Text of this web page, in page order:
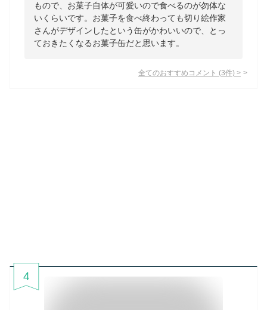
もので、お菓子自体が可愛いので食べるのが勿体な
いくらいです。お菓子を食べ終わっても切り絵作家
さんがデザインしたという缶がかわいいので、とっ
ておきたくなるお菓子缶だと思います。
全てのおすすめコメント (3件) >
4